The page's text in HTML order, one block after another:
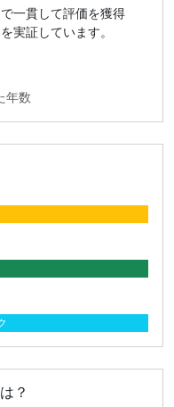
一貫して評価を獲得
実証しています。
年数
？